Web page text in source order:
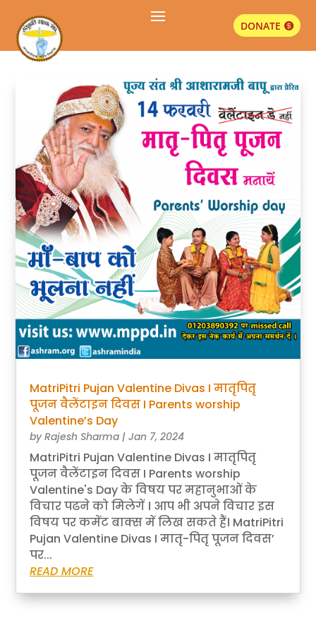
DONATE
MatriPitri Pujan Valentine Divas I मातृपितृ
पूजन वैलेंटाइन दिवस I Parents worship
Valentine’s Day
byRajesh Sharma |Jan 7, 2024
MatriPitri Pujan Valentine Divas I मातृपितृ
पूजन वैलेंटाइन दिवस I Parents worship
Valentine's Day के विषय पर महानुभाओं के
विचार पढने को मिलेगें । आप भी अपने विचार इस
विषय पर कमेंट बाक्स में लिख सकते हैं। MatriPitri
Pujan Valentine Divas I मातृ-पितृ पूजन दिवस’
पर...
READ MORE